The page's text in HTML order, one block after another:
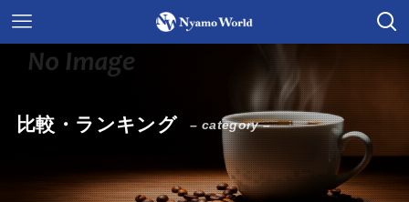
比較・ランキング – category –